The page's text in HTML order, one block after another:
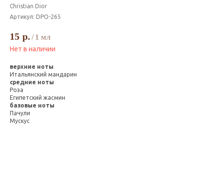
Christian Dior
Артикул: DPO-265
15 р. / 1 мл
Нет в наличии
верхние ноты
Итальянский мандарин
средние ноты
Роза
Египетский жасмин
базовые ноты
Пачули
Мускус